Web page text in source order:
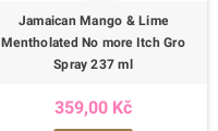
Jamaican Mango & Lime
Mentholated No more Itch Gro
Spray 237 ml
359,00 Kč